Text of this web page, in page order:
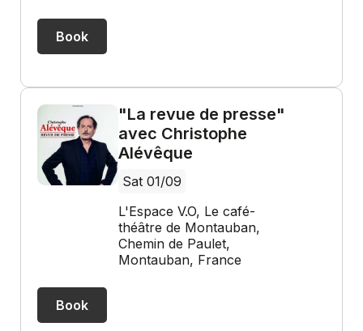
Book
"La revue de presse"
avec Christophe
Alévêque
Sat 01/09
L'Espace V.O, Le café-
théâtre de Montauban,
Chemin de Paulet,
Montauban, France
Book